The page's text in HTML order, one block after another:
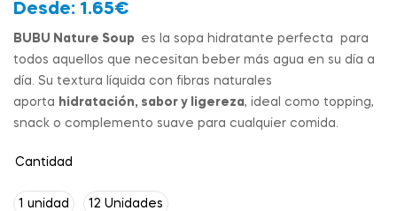
Desde: 1.65€
BUBU Nature Soup
es la sopa hidratante perfecta para
todos aquellos que necesitan beber más agua en su día a
día. Su textura líquida con fibras naturales
aporta hidratación, sabor y ligereza, ideal como topping,
snack o complemento suave para cualquier comida.
Cantidad
1 unidad
12 Unidades